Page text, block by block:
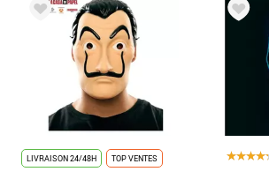
rouge de voleur avec cagoule, le masque
Dalí, un fusil et d'autres accessoires. Le
indispensable à ce déguisement, nous vous
Salvador Dalí est né le 11 mai 1904 et est
Catalogne. Il était un artiste, peintre,
connu en Espagne et dans le monde entier.
voleurs, le masque ou le masque qui le
d'inspiration de cette bande de voleurs pour
projets et depuis lors, il est devenu populaire.
LIVRAISON 24/48H TOP VENTES